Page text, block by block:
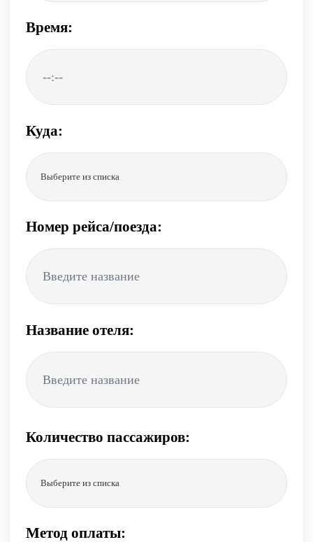
Время:
Куда:
Выберите из списка
Номер рейса/поезда:
Название отеля:
Количество пассажиров:
Выберите из списка
Метод оплаты: